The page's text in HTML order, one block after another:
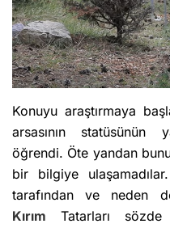
Konuyu araştırmaya
arsasının statüsünün
öğrendi. Öte yandan
bir bilgiye
tarafından ve neden
Kırım Tatarları